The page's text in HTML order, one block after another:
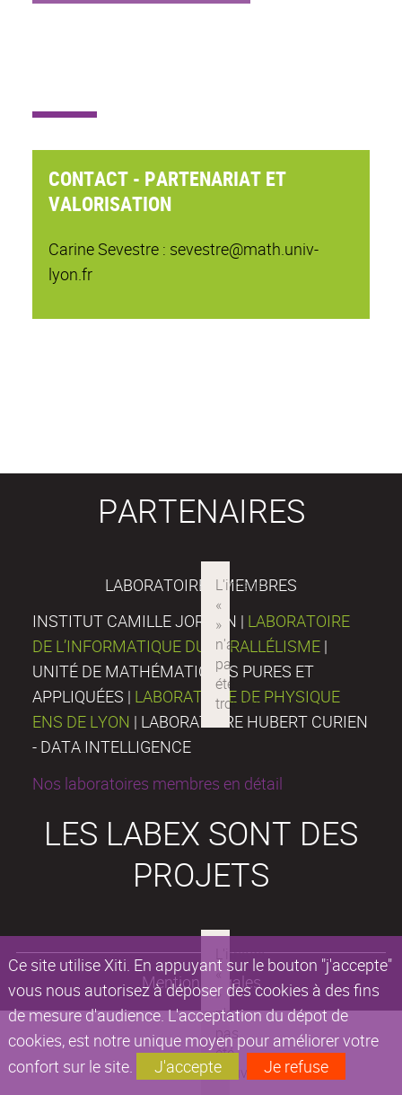
Ce site utilise Xiti. En appuyant sur le bouton "j'accepte"
vous nous autorisez à déposer des cookies à des fins
de mesure d'audience. L'acceptation du dépot de
cookies, est notre unique moyen pour améliorer votre
confort sur le site.
J'accepte Je refuse
CONTACT - PARTENARIAT ET
VALORISATION
Carine Sevestre : sevestre@math.univ-
lyon.fr
PARTENAIRES
LABORATOIRES MEMBRES
INSTITUT CAMILLE JORDAN | LABORATOIRE
DE L’INFORMATIQUE DU PARALLÉLISME |
UNITÉ DE MATHÉMATIQUES PURES ET
APPLIQUÉES | LABORATOIRE DE PHYSIQUE
ENS DE LYON | LABORATOIRE HUBERT CURIEN
- DATA INTELLIGENCE
Nos laboratoires membres en détail
LES LABEX SONT DES
PROJETS
Mentions légales